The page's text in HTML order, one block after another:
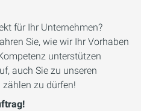
für Ihr Unternehmen?
Sie, wie wir Ihr Vorhaben
unterstützen
auch Sie zu unseren
zählen zu dürfen!